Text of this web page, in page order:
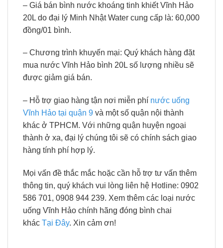
– Giá bán bình nước khoáng tinh khiết Vĩnh Hảo
20L do đại lý Minh Nhật Water cung cấp là: 60,000
đồng/01 bình.
– Chương trình khuyến mại: Quý khách hàng đặt
mua nước Vĩnh Hảo bình 20L số lượng nhiều sẽ
được giảm giá bán.
– Hỗ trợ giao hàng tận nơi miễn phí nước uống
Vĩnh Hảo tại quận 9 và một số quận nội thành
khác ở TPHCM. Với những quận huyện ngoại
thành ở xa, đại lý chúng tôi sẽ có chính sách giao
hàng tính phí hợp lý.
Mọi vấn đề thắc mắc hoặc cần hỗ trợ tư vấn thêm
thông tin, quý khách vui lòng liên hệ Hotline: 0902
586 701, 0908 944 239. Xem thêm các loại nước
uống Vĩnh Hảo chính hãng đóng bình chai
khác Tại Đây. Xin cảm ơn!